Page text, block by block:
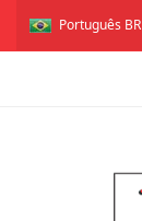
Português BR